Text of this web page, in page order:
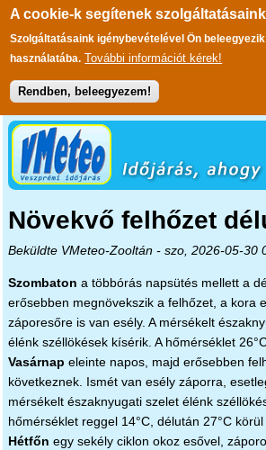
A cookie-k segítenek
Szolgáltatásaink igénybevételével Ön
használatába. További információt kérek!
Rendben, beleegyezem!
Ugrás a tartalomra
Növekvő felhőzet
Beküldte VMeteo-Zooltán- szo, 2026-05-30
Szombaton a többórás napsütés mellett a
erősebben megnövekszik a felhőzet, a kora
záporesőre is van esély. A mérsékelt
élénk széllökések kísérik. A hőmérséklet
Vasárnap eleinte napos, majd erősebben
következnek. Ismét van esély záporra,
mérsékelt északnyugati szelet élénk
hőmérséklet reggel 14°C, délután 27°C
Hétfőn egy sekély ciklon okoz esővel,